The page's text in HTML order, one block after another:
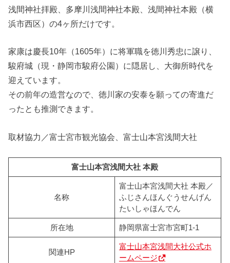
浅間神社拝殿、多摩川浅間神社本殿、浅間神社本殿（横
浜市西区）の4ヶ所だけです。
家康は慶長10年（1605年）に将軍職を徳川秀忠に譲り、
駿府城（現・静岡市駿府公園）に隠居し、大御所時代を
迎えています。
その前年の造営なので、徳川家の安泰を願っての寄進だ
ったとも推測できます。
取材協力／富士宮市観光協会、富士山本宮浅間大社
富士山本宮浅間大社 本殿
名称
富士山本宮浅間大社 本殿／
ふじさんほんぐうせんげん
たいしゃほんでん
所在地 静岡県富士宮市宮町1-1
関連HP
富士山本宮浅間大社公式ホ
ームページ